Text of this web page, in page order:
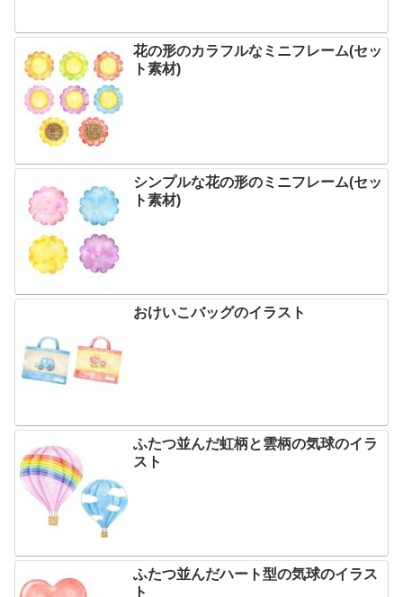
花の形のカラフルなミニフレーム(セッ
ト素材)
シンプルな花の形のミニフレーム(セッ
ト素材)
おけいこバッグのイラスト
ふたつ並んだ虹柄と雲柄の気球のイラ
スト
ふたつ並んだハート型の気球のイラス
ト